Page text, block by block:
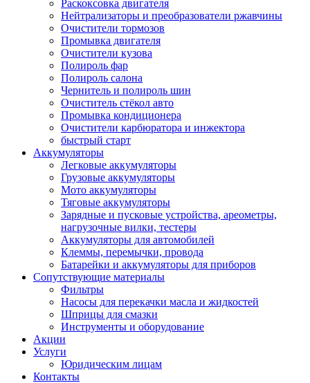
Раскоксовка двигателя
Нейтрализаторы и преобразователи ржавчины
Очистители тормозов
Промывка двигателя
Очистители кузова
Полироль фар
Полироль салона
Чернитель и полироль шин
Очиститель стёкол авто
Промывка кондиционера
Очистители карбюратора и инжектора
быстрый старт
Аккумуляторы
Легковые аккумуляторы
Грузовые аккумуляторы
Мото аккумуляторы
Тяговые аккумуляторы
Зарядные и пусковые устройства, ареометры,
нагрузочные вилки, тестеры
Аккумуляторы для автомобилей
Клеммы, перемычки, провода
Батарейки и аккумуляторы для приборов
Сопутствующие материалы
Фильтры
Насосы для перекачки масла и жидкостей
Шприцы для смазки
Инструменты и оборудование
Акции
Услуги
Юридическим лицам
Контакты